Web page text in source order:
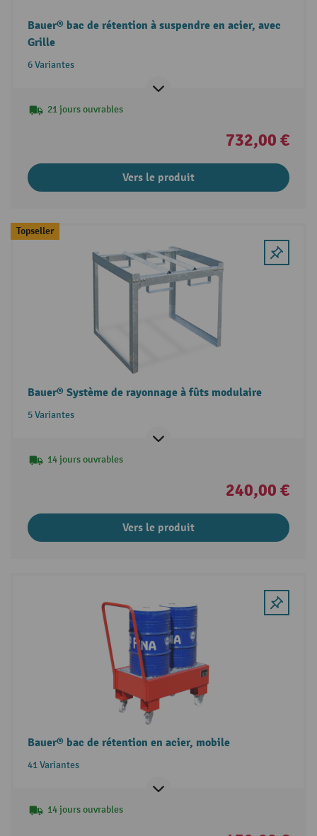
Bauer® bac de rétention à suspendre en acier, avec
Grille
6 Variantes
21 jours ouvrables
732,00 €
Vers le produit
Topseller
Bauer® Système de rayonnage à fûts modulaire
5 Variantes
14 jours ouvrables
240,00 €
Vers le produit
Bauer® bac de rétention en acier, mobile
41 Variantes
14 jours ouvrables